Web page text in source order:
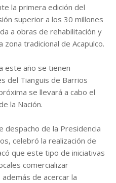
la primera edición del
superior a los 30 millones
a obras de rehabilitación y
tradicional de Acapulco.
este año se tienen
del Tianguis de Barrios
se llevará a cabo el
la Nación.
despacho de la Presidencia
celebró la realización de
que este tipo de iniciativas
comercializar
de acercar la